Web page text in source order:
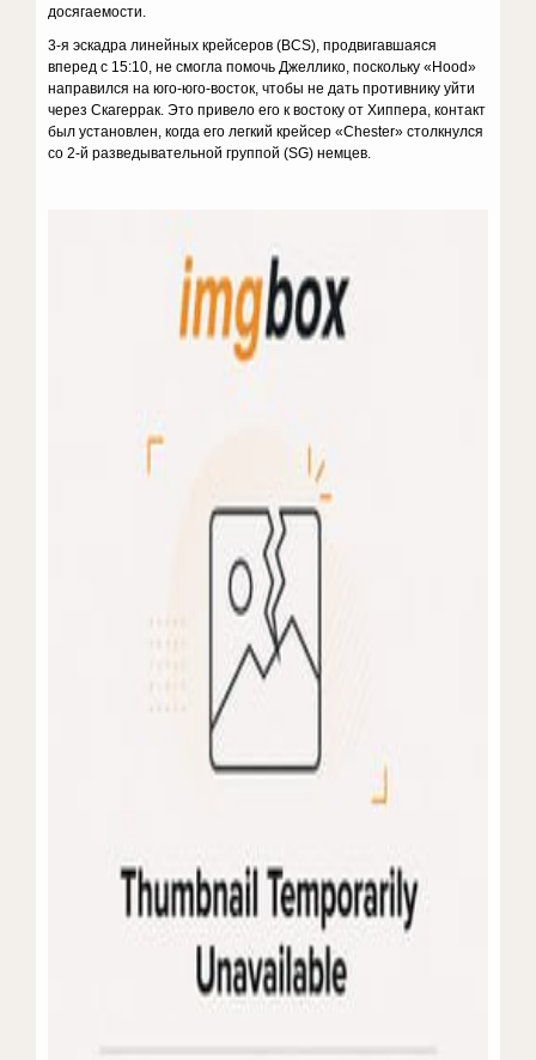
досягаемости.
3-я эскадра линейных крейсеров (BCS), продвигавшаяся
вперед с 15:10, не смогла помочь Джеллико, поскольку «Hood»
направился на юго-юго-восток, чтобы не дать противнику уйти
через Скагеррак. Это привело его к востоку от Хиппера, контакт
был установлен, когда его легкий крейсер «Chester» столкнулся
со 2-й разведывательной группой (SG) немцев.